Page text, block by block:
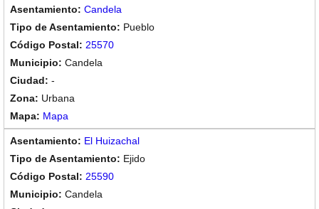
Candela
Pueblo
25570
Candela
-
Urbana
Mapa
El Huizachal
Ejido
25590
Candela